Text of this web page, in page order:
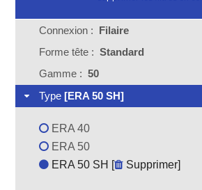
Connexion : Filaire
Forme tête : Standard
Gamme : 50
Type [ERA 50 SH]
ERA 40
ERA 50
ERA 50 SH [
Supprimer]